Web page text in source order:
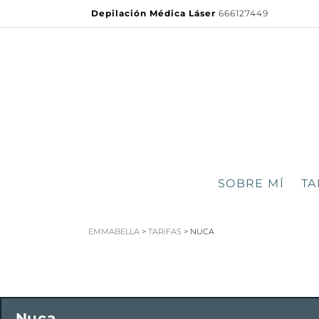
Depilación Médica Láser 666127449
SOBRE MÍ
EMMABELLA > TARIFAS > NUCA